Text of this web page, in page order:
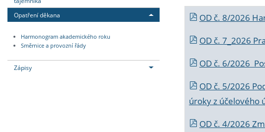
Opatření děkana
Harmonogram akademického roku
Směrnice a provozní řády
Zápisy
OD č. 8/2026
OD č. 7_2026
OD č. 6/2026
OD č. 5/2026
úroky z účelového
OD č. 4/2026